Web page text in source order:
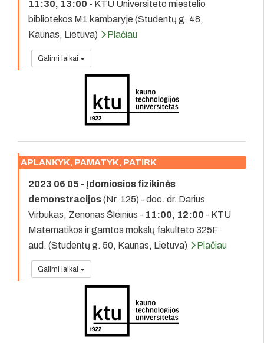
11:30, 13:00 - KTU Universiteto miestelio
bibliotekos M1 kambaryje (Studentų g. 48,
Kaunas, Lietuva)
Plačiau
Galimi laikai
APLANKYK, PAMATYK, PATIRK
2023 06 05 - Įdomiosios fizikinės
demonstracijos(Nr. 125) - doc. dr. Darius
Virbukas, Zenonas Šleinius - 11:00, 12:00 - KTU
Matematikos ir gamtos mokslų fakulteto 325F
aud. (Studentų g. 50, Kaunas, Lietuva)
Plačiau
Galimi laikai